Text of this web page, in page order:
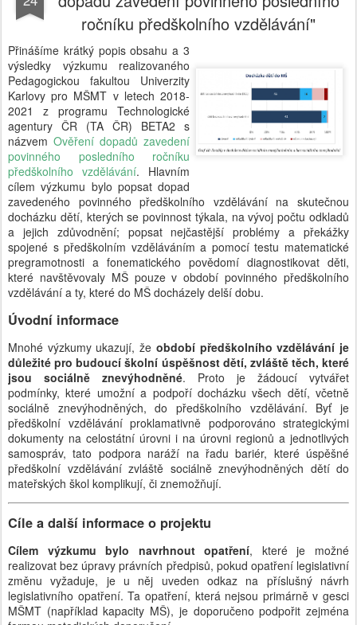
ročníku předškolního vzdělávání"
Přinášíme krátký popis obsahu a 3
výsledky výzkumu realizovaného
Pedagogickou fakultou Univerzity
Karlovy pro MŠMT v letech 2018-
2021 z programu Technologické
agentury ČR (TA ČR) BETA2 s
názvem Ověření dopadů zavedení
povinného posledního ročníku
předškolního vzdělávání. Hlavním
cílem výzkumu bylo popsat dopad
zavedeného povinného předškolního vzdělávání na skutečnou
docházku dětí, kterých se povinnost týkala, na vývoj počtu odkladů
a jejich zdůvodnění; popsat nejčastější problémy a překážky
spojené s předškolním vzděláváním a pomocí testu matematické
pregramotnosti a fonematického povědomí diagnostikovat děti,
které navštěvovaly MŠ pouze v období povinného předškolního
vzdělávání a ty, které do MŠ docházely delší dobu.
Úvodní informace
Mnohé výzkumy ukazují, že období předškolního vzdělávání je
důležité pro budoucí školní úspěšnost dětí, zvláště těch, které
jsou sociálně znevýhodněné. Proto je žádoucí vytvářet
podmínky, které umožní a podpoří docházku všech dětí, včetně
sociálně znevýhodněných, do předškolního vzdělávání. Byť je
předškolní vzdělávání proklamativně podporováno strategickými
dokumenty na celostátní úrovni i na úrovni regionů a jednotlivých
samospráv, tato podpora naráží na řadu bariér, které úspěšné
předškolní vzdělávání zvláště sociálně znevýhodněných dětí do
mateřských škol komplikují, či znemožňují.
Cíle a další informace o projektu
Cílem výzkumu bylo navrhnout opatření, které je možné
realizovat bez úpravy právních předpisů, pokud opatření legislativní
změnu vyžaduje, je u něj uveden odkaz na příslušný návrh
legislativního opatření. Ta opatření, která nejsou primárně v gesci
MŠMT (například kapacity MŠ), je doporučeno podpořit zejména